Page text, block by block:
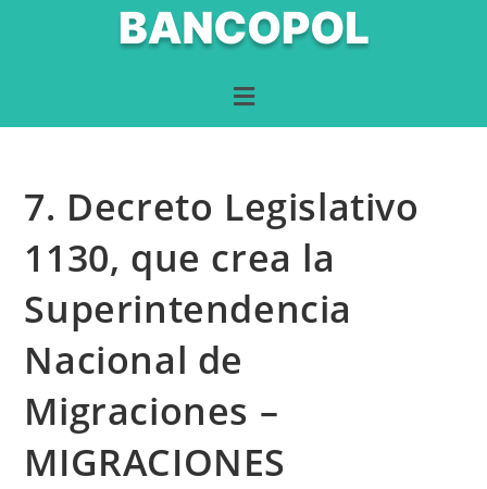
7. Decreto Legislativo
1130, que crea la
Superintendencia
Nacional de
Migraciones –
MIGRACIONES